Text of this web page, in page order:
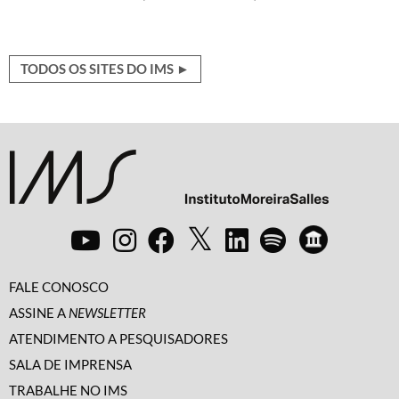
TODOS OS SITES DO IMS ►
FALE CONOSCO
ASSINE A NEWSLETTER
ATENDIMENTO A PESQUISADORES
SALA DE IMPRENSA
TRABALHE NO IMS